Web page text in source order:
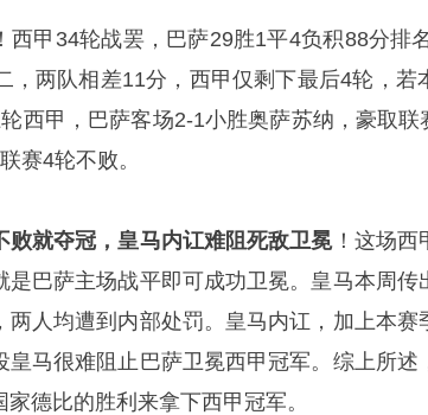
西甲34轮战罢，巴萨29胜1平4负积88分排
，两队相差11分，西甲仅剩下最后4轮，若
西甲，巴萨客场2-1小胜奥萨苏纳，豪取
赛4轮不败。
败就夺冠，皇马内讧难阻死敌卫冕！这场西
是巴萨主场战平即可成功卫冕。皇马本周传
两人均遭到内部处罚。皇马内讧，加上本赛
皇马很难阻止巴萨卫冕西甲冠军。综上所述
德比的胜利来拿下西甲冠军。